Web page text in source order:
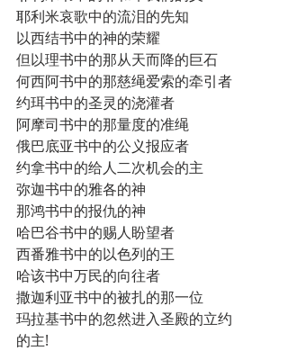
耶利米哀歌中的流泪的先知
以西结书中的神的荣耀
但以理书中的那从天而降的巨石
何西阿书中的那慈绳爱索的牵引者
约珥书中的圣灵的浇灌者
阿摩司书中的那量度的准绳
俄巴底亚书中的公义报应者
约拿书中的给人二次机会的主
弥迦书中的雅各的神
那鸿书中的报仇的神
哈巴谷书中的赐人盼望者
西番雅书中的以色列的王
哈该书中万民的向往者
撒迦利亚书中的被扎的那一位
玛拉基书中的忽然进入圣殿的立约
的主!